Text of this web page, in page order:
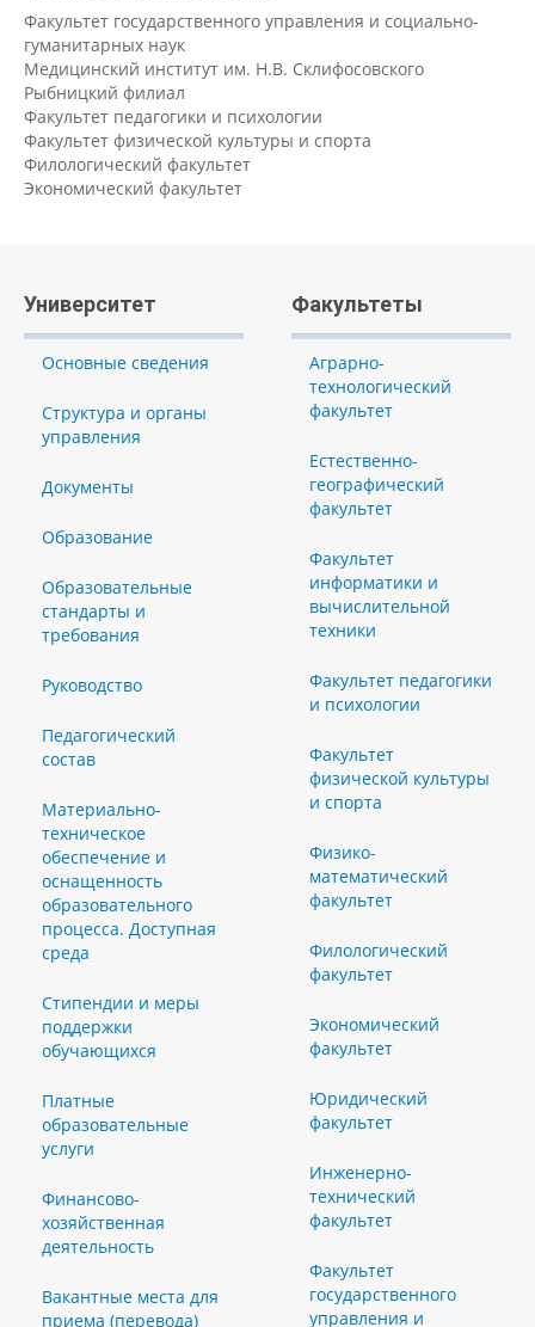
Факультет государственного управления и социально-
гуманитарных наук
Медицинский институт им. Н.В. Склифосовского
Рыбницкий филиал
Факультет педагогики и психологии
Факультет физической культуры и спорта
Филологический факультет
Экономический факультет
Университет
Основные сведения
Структура и органы
управления
Документы
Образование
Образовательные
стандарты и
требования
Руководство
Педагогический
состав
Материально-
техническое
обеспечение и
оснащенность
образовательного
процесса. Доступная
среда
Стипендии и меры
поддержки
обучающихся
Платные
образовательные
услуги
Финансово-
хозяйственная
деятельность
Вакантные места для
приема (перевода)
Факультеты
Аграрно-
технологический
факультет
Естественно-
географический
факультет
Факультет
информатики и
вычислительной
техники
Факультет педагогики
и психологии
Факультет
физической культуры
и спорта
Физико-
математический
факультет
Филологический
факультет
Экономический
факультет
Юридический
факультет
Инженерно-
технический
факультет
Факультет
государственного
управления и